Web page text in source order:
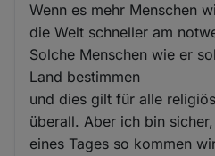
Wenn es mehr Menschen
die Welt schneller am
Solche Menschen wie er
Land bestimmen
und dies gilt für alle
überall. Aber ich bin
eines Tages so kommen